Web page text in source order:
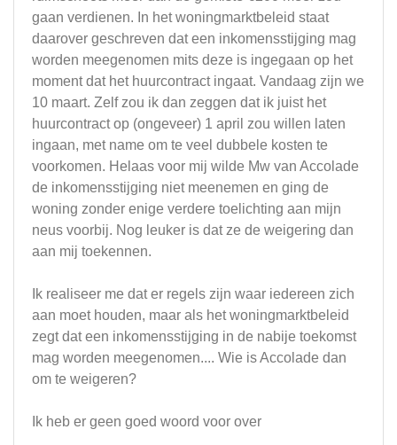
gaan verdienen. In het woningmarktbeleid staat
daarover geschreven dat een inkomensstijging mag
worden meegenomen mits deze is ingegaan op het
moment dat het huurcontract ingaat. Vandaag zijn we
10 maart. Zelf zou ik dan zeggen dat ik juist het
huurcontract op (ongeveer) 1 april zou willen laten
ingaan, met name om te veel dubbele kosten te
voorkomen. Helaas voor mij wilde Mw van Accolade
de inkomensstijging niet meenemen en ging de
woning zonder enige verdere toelichting aan mijn
neus voorbij. Nog leuker is dat ze de weigering dan
aan mij toekennen.
Ik realiseer me dat er regels zijn waar iedereen zich
aan moet houden, maar als het woningmarktbeleid
zegt dat een inkomensstijging in de nabije toekomst
mag worden meegenomen.... Wie is Accolade dan
om te weigeren?
Ik heb er geen goed woord voor over